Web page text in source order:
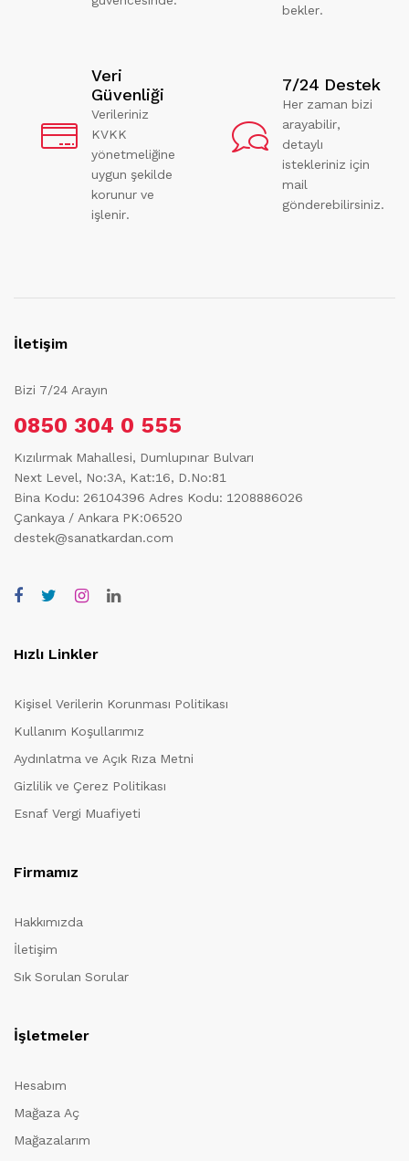
bekler.
Veri
Güvenliği
Verileriniz
KVKK
yönetmeliğine
uygun şekilde
korunur ve
işlenir.
7/24 Destek
Her zaman bizi
arayabilir,
detaylı
istekleriniz için
mail
gönderebilirsiniz.
İletişim
Bizi 7/24 Arayın
0850 304 0 555
Kızılırmak Mahallesi, Dumlupınar Bulvarı
Next Level, No:3A, Kat:16, D.No:81
Bina Kodu: 26104396 Adres Kodu: 1208886026
Çankaya / Ankara PK:06520
destek@sanatkardan.com
Hızlı Linkler
Kişisel Verilerin Korunması Politikası
Kullanım Koşullarımız
Aydınlatma ve Açık Rıza Metni
Gizlilik ve Çerez Politikası
Esnaf Vergi Muafiyeti
Firmamız
Hakkımızda
İletişim
Sık Sorulan Sorular
İşletmeler
Hesabım
Mağaza Aç
Mağazalarım